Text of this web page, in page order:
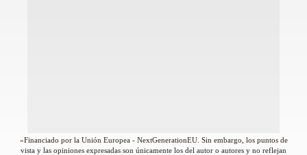
«Financiado por la Unión Europea - NextGenerationEU. Sin embargo, los puntos de
vista y las opiniones expresadas son únicamente los del autor o autores y no reflejan